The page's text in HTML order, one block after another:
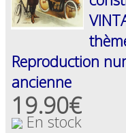
Reproduction
ancienne
19.90€
En stock